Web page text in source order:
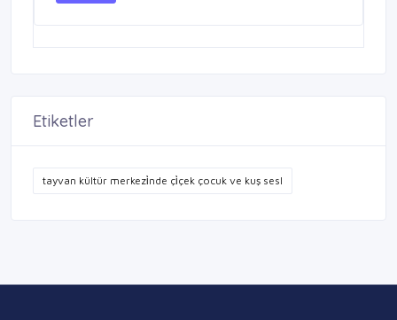
Etiketler
tayvan kültür merkezi̇nde çi̇çek çocuk ve kuş sesl